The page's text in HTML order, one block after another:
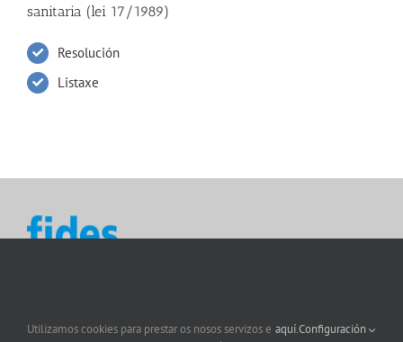
sanitaria (lei 17/1989)
Resolución
Listaxe
Utilizamos cookies para prestar os nosos servizos e aquí.Configuración